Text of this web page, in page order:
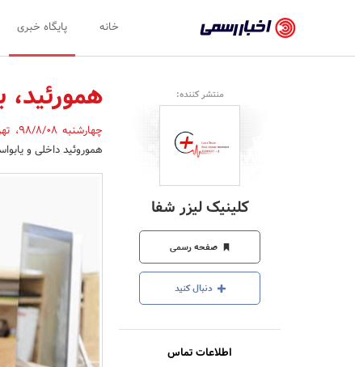
رسمی
-
اخبار
تایید
شده
شرکت‌ها،
سازمان‌ها
و
روابط
عمومی‌ها
خانه پایگاه خبری
منتشر کننده:
کلینیک لیزر شفا
صفحه رسمی
دنبال کنید
اطلاعات تماس
چهارشنبه 98/8/08 ،
هموروئید داخلی و